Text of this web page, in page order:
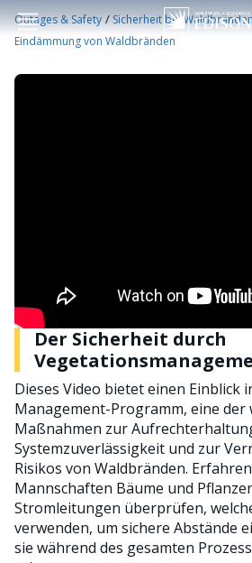
Skip to main content
Outages & Safety /Sicherheit bei
Eindämmung von Waldbränden
Der Sicherheit durch
verpflichtet
Dieses Video bietet einen Einblick
Management-Programm, eine der
Maßnahmen zur
Systemzuverlässigkeit und zur
Risikos von Waldbränden.
Mannschaften Bäume und
Stromleitungen überprüfen,
verwenden, um sichere Abstände
sie während des gesamten